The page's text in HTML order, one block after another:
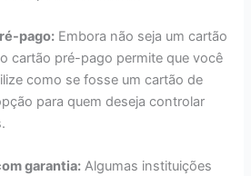
pago: Embora não seja um cartão
cartão pré-pago permite que você
como se fosse um cartão de
para quem deseja controlar
garantia: Algumas instituições